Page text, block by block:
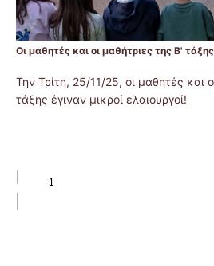
Οι μαθητές και οι μαθήτριες της Β'
Την Τρίτη, 25/11/25, οι μαθητές και
τάξης έγιναν μικροί ελαιουργοί!